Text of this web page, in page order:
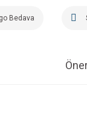
Bedava